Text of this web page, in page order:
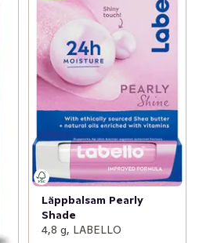
Läppbalsam Pearly
Shade
4,8 g, LABELLO